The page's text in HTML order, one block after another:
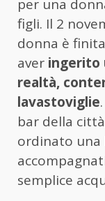
per una
figli. Il 2
donna è
aver ingerito
realtà,
lavastoviglie
bar della
ordinato una
semplice